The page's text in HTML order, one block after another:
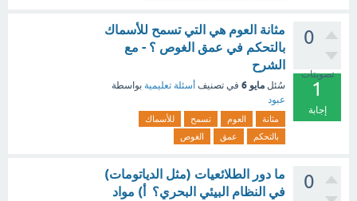
0
تصويتات
1
إجابة
مثانة العوم هي التي تسمح للأسماك
بالتحكم في عمق الغوص ؟ - مع
الشرح
سُئل مايو 6 في تصنيف أسئلة تعليمية بواسطة
عبود
مثانة العوم تسمح
للأسماك
بالتحكم
عمق الغوص
0
ما دور الطلائعيات (مثل الدياتومات)
في النظام البيئي البحري؟ أ) مواد